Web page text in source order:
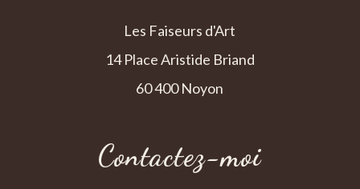
Les Faiseurs d'Art
14 Place Aristide Briand
60 400 Noyon
Contactez-moi